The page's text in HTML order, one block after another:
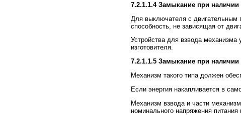
7.2.1.1.4 Замыкание при наличии
Для выключателя с двигательным
способность, не зависящая от
Устройства для взвода
изготовителя.
7.2.1.1.5 Замыкание при наличии
Механизм такого типа должен
Если энергия накапливается в
Механизм взвода и части
номинального напряжения питания